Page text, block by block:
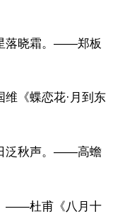
落晓霜。——郑板
《蝶恋花·月到东
泛秋声。——高蟾
——杜甫《八月十